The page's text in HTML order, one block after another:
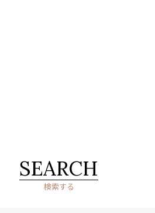
SEARCH
検索する